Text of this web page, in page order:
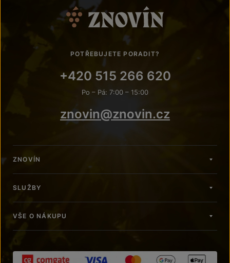
POTŘEBUJETE PORADIT?
+420 515 266 620
Po – Pá: 7:00 – 15:00
znovin@znovin.cz
ZNOVÍN
SLUŽBY
VŠE O NÁKUPU